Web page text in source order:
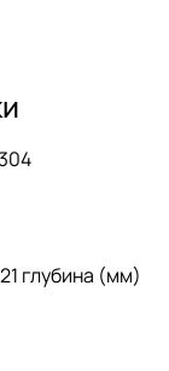
глубина (мм)